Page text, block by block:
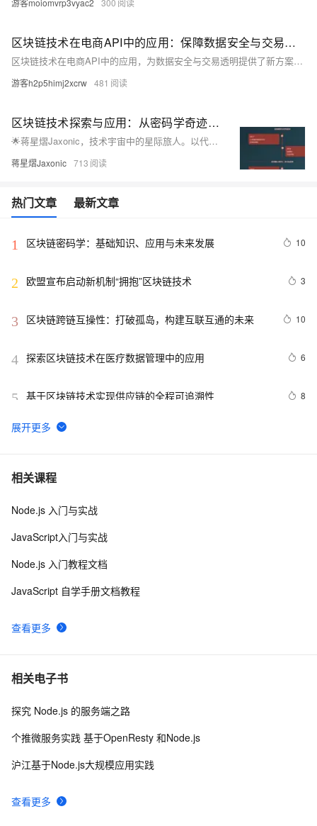
区块链技术在电商API中的应用：保障数据安全与交易透明
区块链技术在电商API中的应用，为数据安全与交易透明提供了新方案。通过数据加密、分布式存储、智能合约管理、商品溯源及实时结算等功能，有效提升电商数据安全性与交易可信度。然而，技术成熟度、隐私保护和监管合规等挑战仍需克服。未来，随着物联网、大数据等技术融合及政策支持，区块链将在电商领域发挥更大潜力，推动行业智能化发展。
游客h2p5himj2xcrw 481
区块链技术探索与应用：从密码学奇迹到产业变革引擎
🌟蒋星熠Jaxonic，技术宇宙中的星际旅人。以代码为舟，算法为帆，在区块链的浩瀚星河中探索去中心化的未来。从智能合约到DeFi，用极客精神谱写信任新篇章。
蒋星熠Jaxonic 713
热门文章 最新文章
1 区块链密码学：基础知识、应用与未来发展 10
2 欧盟宣布启动新机制“拥抱”区块链技术 3
3 区块链跨链互操性：打破孤岛，构建互联互通的未来 10
4 探索区块链技术在医疗数据管理中的应用 6
5 基于区块链技术实现供应链的全程可追溯性 8
6 深入理解区块链技术的核心原理与应用前景
7 【区块链】智能交易模式下的数据安全流通模型
8 区块链技术在数字身份认证中的应用与展望
——比特币中的密码学原理
10区块链技术与应用实验报告(实验六)
相关课程
查看更多
Node.js 入门与实战
JavaScript入门与实战
Node.js 入门教程文档
JavaScript 自学手册文档教程
相关电子书
查看更多
探究 Node.js 的服务端之路
个推微服务实践 基于OpenResty 和Node.js
沪江基于Node.js大规模应用实践